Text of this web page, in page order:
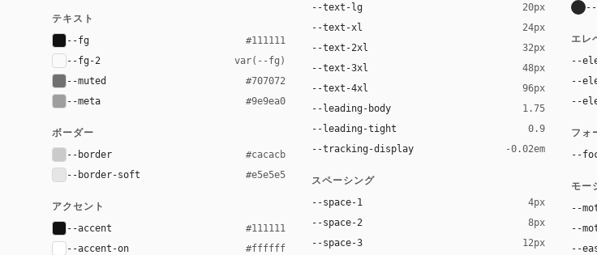
テキスト
--fg #111111
--fg-2 var(--fg)
--muted #707072
--meta #9e9ea0
ボーダー
--border #cacacb
--border-soft #e5e5e5
アクセント
--accent #111111
--accent-on #ffffff
--text-lg 20px
--text-xl 24px
--text-2xl 32px
--text-3xl 48px
--text-4xl 96px
--leading-body 1.75
--leading-tight 0.9
--tracking-display -0.02em
スペーシング
--space-1 4px
--space-2 8px
--space-3 12px
エレ
--
--
--
フォ
--
モー
--
--
--